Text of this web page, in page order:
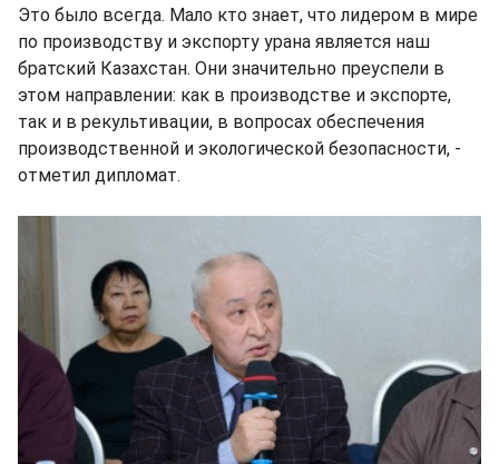
Это было всегда. Мало кто знает, что лидером в мире
по производству и экспорту урана является наш
братский Казахстан. Они значительно преуспели в
этом направлении: как в производстве и экспорте,
так и в рекультивации, в вопросах обеспечения
производственной и экологической безопасности, -
отметил дипломат.